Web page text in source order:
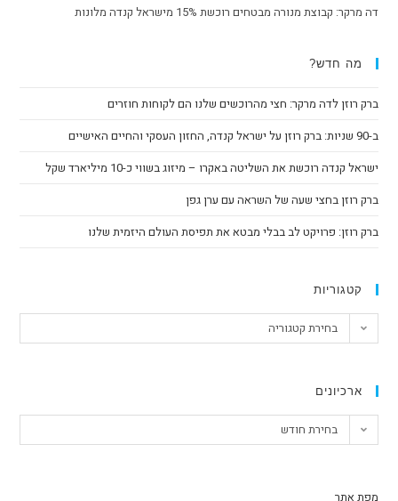
דה מרקר: קבוצת מנורה מבטחים רוכשת 15% מישראל קנדה מלונות
מה חדש?
ברק רוזן לדה מרקר: חצי מהרוכשים שלנו הם לקוחות חוזרים
ב-90 שניות: ברק רוזן על ישראל קנדה, החזון העסקי והחיים האישיים
ישראל קנדה רוכשת את השליטה באקרו – מיזוג בשווי כ-10 מיליארד שקל
ברק רוזן בחצי שעה של השראה עם ערן גפן
ברק רוזן: פרויקט לב בבלי מבטא את תפיסת העולם היזמית שלנו
קטגוריות
בחירת קטגוריה
ארכיונים
בחירת חודש
מפת אתר